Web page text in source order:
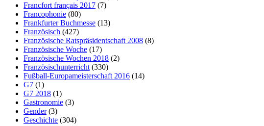
Francfort français 2017 (7)
Francophonie (80)
Frankfurter Buchmesse (13)
Französisch (427)
Französische Ratspräsidentschaft 2008 (8)
Französische Woche (17)
Französische Wochen 2018 (2)
Französischunterricht (330)
Fußball-Europameisterschaft 2016 (14)
G7 (1)
G7 2018 (1)
Gastronomie (3)
Gender(3)
Geschichte (304)